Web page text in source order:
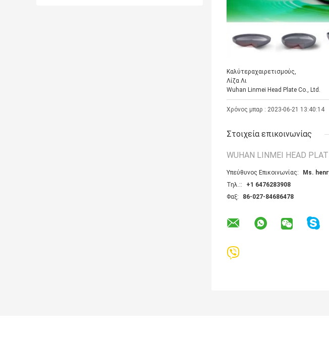
Καλύτεραχαιρετισμούς,
Λίζα Λι
Wuhan Linmei Head Plate Co., Ltd.
Χρόνος μπαρ : 2023-06-21 13:40:14
Στοιχεία επικοινωνίας
WUHAN LINMEI HEAD
Υπεύθυνος Επικοινωνίας:
Ms.
Τηλ.::
+1 6476283908
Φαξ:
86-027-84686478